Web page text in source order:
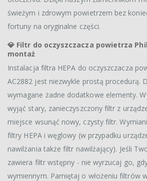
świeżym i zdrowym powietrzem bez
fortuny na oryginalne części.
💎 Filtr do oczyszczacza powietrza
montaż
Instalacja filtra HEPA do oczyszczacza
AC2882 jest niezwykle prostą procedurą.
wymagane żadne dodatkowe elementy.
wyjąć stary, zanieczyszczony filtr z
miejsce wsunąć nowy, czysty filtr.
filtry HEPA i węglowy (w przypadku
nawilżania także filtr nawilżający). Jeśli
zawiera filtr wstępny - nie wyrzucaj go,
wymiennym. Pamiętaj o włożeniu filtrów